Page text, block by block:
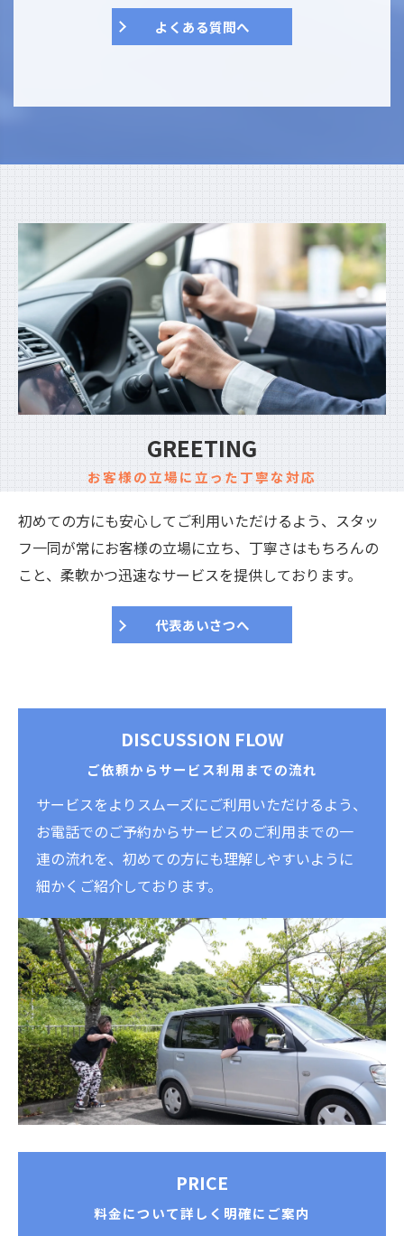
よくある質問へ
GREETING
お客様の立場に立った丁寧な対応
初めての方にも安心してご利用いただけるよう、スタッ
フ一同が常にお客様の立場に立ち、丁寧さはもちろんの
こと、柔軟かつ迅速なサービスを提供しております。
代表あいさつへ
DISCUSSION FLOW
ご依頼からサービス利用までの流れ
サービスをよりスムーズにご利用いただけるよう、
お電話でのご予約からサービスのご利用までの一
連の流れを、初めての方にも理解しやすいように
細かくご紹介しております。
PRICE
料金について詳しく明確にご案内